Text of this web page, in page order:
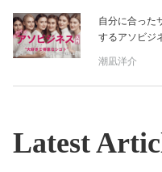
自分に合った
するアソビジ
潮凪洋介
Latest